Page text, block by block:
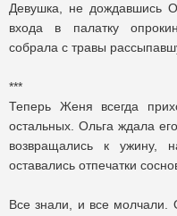
Девушка, не дождавшись
входа в палатку
cобрала с травы
***
Теперь Женя всегда
остальных. Ольга ждала
возвращались к ужину,
оставались отпечатки
Все знали, и все